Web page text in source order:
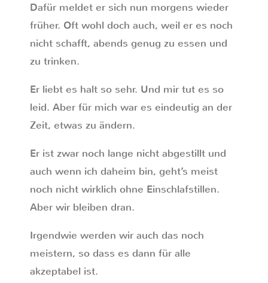
Dafür meldet er sich nun morgens wieder
früher. Oft wohl doch auch, weil er es noch
nicht schafft, abends genug zu essen und
zu trinken.
Er liebt es halt so sehr. Und mir tut es so
leid. Aber für mich war es eindeutig an der
Zeit, etwas zu ändern.
Er ist zwar noch lange nicht abgestillt und
auch wenn ich daheim bin, geht’s meist
noch nicht wirklich ohne Einschlafstillen.
Aber wir bleiben dran.
Irgendwie werden wir auch das noch
meistern, so dass es dann für alle
akzeptabel ist.